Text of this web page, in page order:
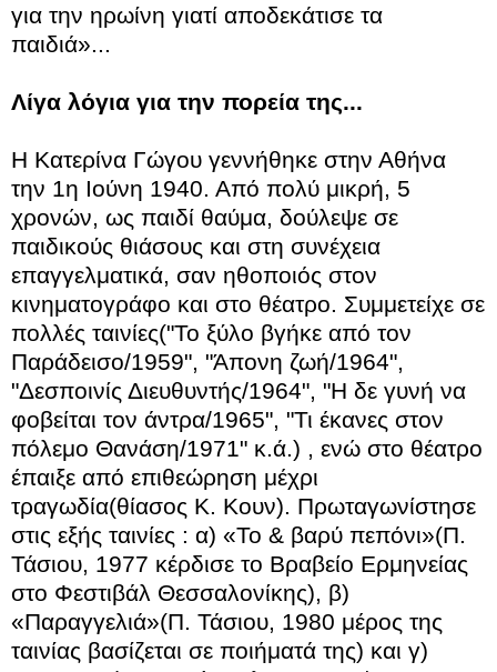
για την ηρωίνη γιατί αποδεκάτισε τα
παιδιά»...
Λίγα λόγια για την πορεία της...
Η Κατερίνα Γώγου γεννήθηκε στην Αθήνα
την 1η Ιούνη 1940. Από πολύ μικρή, 5
χρονών, ως παιδί θαύμα, δούλεψε σε
παιδικούς θιάσους και στη συνέχεια
επαγγελματικά, σαν ηθοποιός στον
κινηματογράφο και στο θέατρο. Συμμετείχε σε
πολλές ταινίες("Το ξύλο βγήκε από τον
Παράδεισο/1959", "Άπονη ζωή/1964",
"Δεσποινίς Διευθυντής/1964", "Η δε γυνή να
φοβείται τον άντρα/1965", "Τι έκανες στον
πόλεμο Θανάση/1971" κ.ά.) , ενώ στο θέατρο
έπαιξε από επιθεώρηση μέχρι
τραγωδία(θίασος Κ. Κουν). Πρωταγωνίστησε
στις εξής ταινίες : α) «Το & βαρύ πεπόνι»(Π.
Τάσιου, 1977 κέρδισε το Βραβείο Ερμηνείας
στο Φεστιβάλ Θεσσαλονίκης), β)
«Παραγγελιά»(Π. Τάσιου, 1980 μέρος της
ταινίας βασίζεται σε ποιήματά της) και γ)